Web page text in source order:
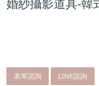
婚紗攝影道具-韓
表單諮詢 LINE諮詢